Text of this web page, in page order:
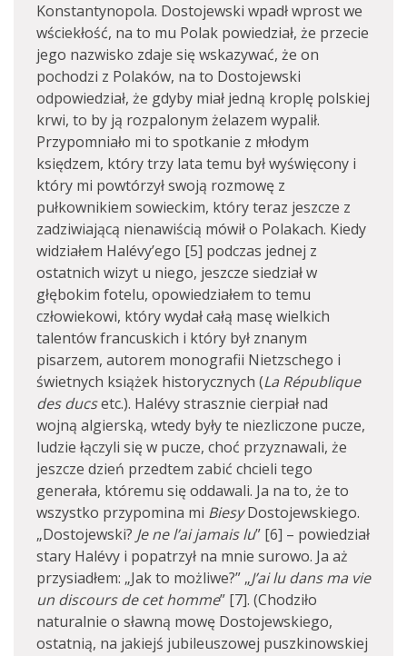
Konstantynopola. Dostojewski wpadł wprost we
wściekłość, na to mu Polak powiedział, że przecie
jego nazwisko zdaje się wskazywać, że on
pochodzi z Polaków, na to Dostojewski
odpowiedział, że gdyby miał jedną kroplę polskiej
krwi, to by ją rozpalonym żelazem wypalił.
Przypomniało mi to spotkanie z młodym
księdzem, który trzy lata temu był wyświęcony i
który mi powtórzył swoją rozmowę z
pułkownikiem sowieckim, który teraz jeszcze z
zadziwiającą nienawiścią mówił o Polakach. Kiedy
widziałem Halévy’ego [5] podczas jednej z
ostatnich wizyt u niego, jeszcze siedział w
głębokim fotelu, opowiedziałem to temu
człowiekowi, który wydał całą masę wielkich
talentów francuskich i który był znanym
pisarzem, autorem monografii Nietzschego i
świetnych książek historycznych (La République
des ducsetc.). Halévy strasznie cierpiał nad
wojną algierską, wtedy były te niezliczone pucze,
ludzie łączyli się w pucze, choć przyznawali, że
jeszcze dzień przedtem zabić chcieli tego
generała, któremu się oddawali. Ja na to, że to
wszystko przypomina mi BiesyDostojewskiego.
„Dostojewski? Je ne l’ai jamais lu” [6] – powiedział
stary Halévy i popatrzył na mnie surowo. Ja aż
przysiadłem: „Jak to możliwe?” „J’ai lu dans ma vie
un discours de cet homme” [7]. (Chodziło
naturalnie o sławną mowę Dostojewskiego,
ostatnią, na jakiejś jubileuszowej puszkinowskiej